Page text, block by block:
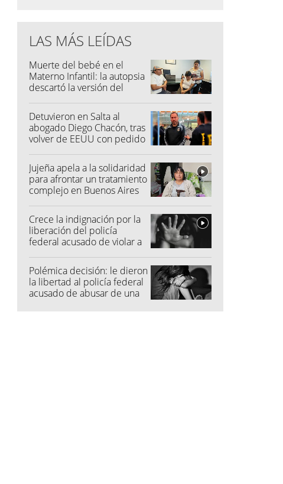
LAS MÁS LEÍDAS
Muerte del bebé en el
Materno Infantil: la autopsia
descartó la versión del
Detuvieron en Salta al
abogado Diego Chacón, tras
volver de EEUU con pedido
Jujeña apela a la solidaridad
para afrontar un tratamiento
complejo en Buenos Aires
Crece la indignación por la
liberación del policía
federal acusado de violar a
Polémica decisión: le dieron
la libertad al policía federal
acusado de abusar de una